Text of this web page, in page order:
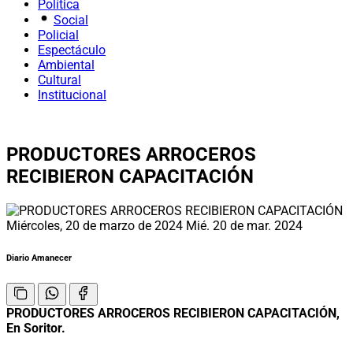
Política
Social
Policial
Espectáculo
Ambiental
Cultural
Institucional
PRODUCTORES ARROCEROS
RECIBIERON CAPACITACIÓN
Miércoles, 20 de marzo de 2024 Mié. 20 de mar. 2024
Diario Amanecer
PRODUCTORES ARROCEROS RECIBIERON CAPACITACIÓN,
En Soritor.